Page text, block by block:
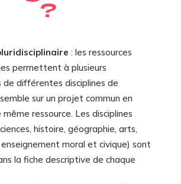
?
: les ressources
permettent à plusieurs
de différentes disciplines de
sur un projet commun en
ressource. Les disciplines
histoire, géographie, arts,
enseignement moral et civique) sont
la fiche descriptive de chaque